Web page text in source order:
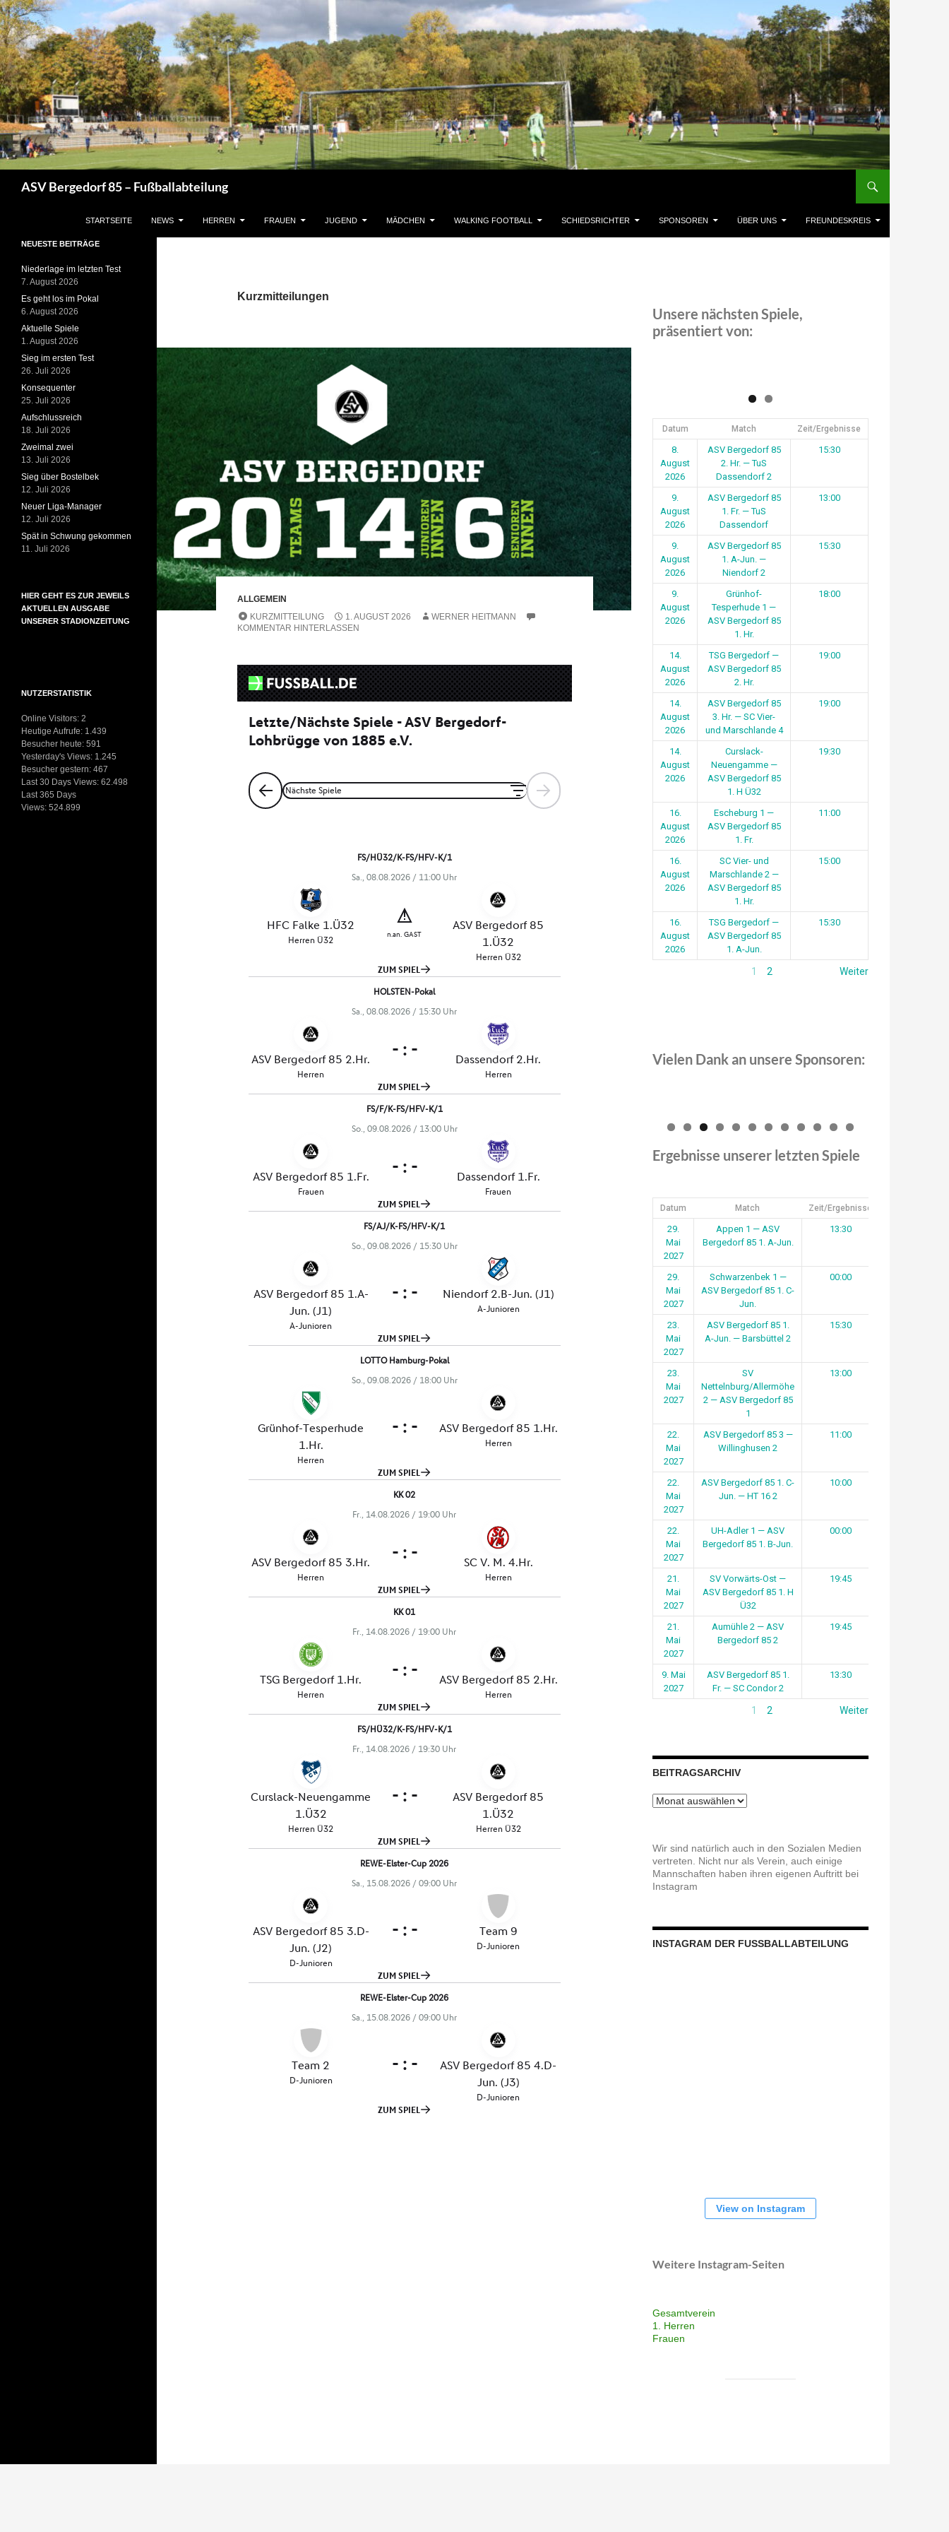
Zum
Inhalt
springen
ASV Bergedorf 85 – Fußballabteilung
STARTSEITE NEWS HERREN FRAUEN JUGEND MÄDCHEN WALKING FOOTBALL SCHIEDSRICHTER SPONSOREN ÜBER UNS FREUNDESKREIS
Kurzmitteilungen
ALLGEMEIN
KURZMITTEILUNG
1. AUGUST 2026
WERNER HEITMANN
KOMMENTAR HINTERLASSEN
Unsere nächsten Spiele,
präsentiert von:
Datum Match Zeit/Ergebnisse
8.
August
2026
ASV Bergedorf 85
2. Hr. — TuS
Dassendorf 2
15:30
9.
August
2026
ASV Bergedorf 85
1. Fr. — TuS
Dassendorf
13:00
9.
August
2026
ASV Bergedorf 85
1. A-Jun. —
Niendorf 2
15:30
9.
August
2026
Grünhof-
Tesperhude 1 —
ASV Bergedorf 85
1. Hr.
18:00
14.
August
2026
TSG Bergedorf —
ASV Bergedorf 85
2. Hr.
19:00
14.
August
2026
ASV Bergedorf 85
3. Hr. — SC Vier-
und Marschlande 4
19:00
14.
August
2026
Curslack-
Neuengamme —
ASV Bergedorf 85
1. H Ü32
19:30
16.
August
2026
Escheburg 1 —
ASV Bergedorf 85
1. Fr.
11:00
16.
August
2026
SC Vier- und
Marschlande 2 —
ASV Bergedorf 85
1. Hr.
15:00
16.
August
2026
TSG Bergedorf —
ASV Bergedorf 85
1. A-Jun.
15:30
1 2 Weiter
Vielen Dank an unsere Sponsoren:
0 1 2
Ergebnisse unserer letzten Spiele
Datum Match Zeit/Ergebnisse
29.
Mai
2027
Appen 1 — ASV
Bergedorf 85 1. A-Jun.
13:30
29.
Mai
2027
Schwarzenbek 1 —
ASV Bergedorf 85 1. C-
Jun.
00:00
23.
Mai
2027
ASV Bergedorf 85 1.
A-Jun. — Barsbüttel 2
15:30
23.
Mai
2027
SV
Nettelnburg/Allermöhe
2 — ASV Bergedorf 85
1
13:00
22.
Mai
2027
ASV Bergedorf 85 3 —
Willinghusen 2
11:00
22.
Mai
2027
ASV Bergedorf 85 1. C-
Jun. — HT 16 2
10:00
22.
Mai
2027
UH-Adler 1 — ASV
Bergedorf 85 1. B-Jun.
00:00
21.
Mai
2027
SV Vorwärts-Ost —
ASV Bergedorf 85 1. H
Ü32
19:45
21.
Mai
2027
Aumühle 2 — ASV
Bergedorf 85 2
19:45
9. Mai
2027
ASV Bergedorf 85 1.
Fr. — SC Condor 2
13:30
1 2 Weiter
BEITRAGSARCHIV
Beitragsarchiv
Wir sind natürlich auch in den Sozialen Medien
vertreten. Nicht nur als Verein, auch einige
Mannschaften haben ihren eigenen Auftritt bei
Instagram
INSTAGRAM DER FUSSBALLABTEILUNG
View on Instagram
Weitere Instagram-Seiten
Gesamtverein
1. Herren
Frauen
NEUESTE BEITRÄGE
Niederlage im letzten Test
7. August 2026
Es geht los im Pokal
6. August 2026
Aktuelle Spiele
1. August 2026
Sieg im ersten Test
26. Juli 2026
Konsequenter
25. Juli 2026
Aufschlussreich
18. Juli 2026
Zweimal zwei
13. Juli 2026
Sieg über Bostelbek
12. Juli 2026
Neuer Liga-Manager
12. Juli 2026
Spät in Schwung gekommen
11. Juli 2026
HIER GEHT ES ZUR JEWEILS
AKTUELLEN AUSGABE
UNSERER STADIONZEITUNG
NUTZERSTATISTIK
Online Visitors: 2
Heutige Aufrufe: 1.439
Besucher heute: 591
Yesterday's Views: 1.245
Besucher gestern: 467
Last 30 Days Views: 62.498
Last 365 Days
Views: 524.899